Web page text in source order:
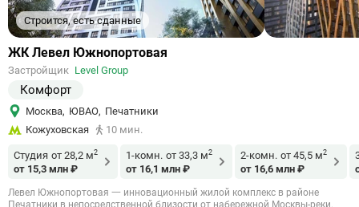
Строится, есть сданные
Ссылка
объект
ЖК Левел Южнопортовая
Застройщик Level Group
Комфорт
Москва, ЮВАО, Печатники
Кожуховская
10 мин.
Студия от 28,2 м2
от 15,3 млн ₽
1-комн. от 33,3 м2
от 16,1 млн ₽
2-комн. от 45,5 м2
от 16,6 млн ₽
Левел Южнопортовая 一 инновационный жилой комплекс в районе
Печатники в непосредственной близости от набережной Москвы-реки.